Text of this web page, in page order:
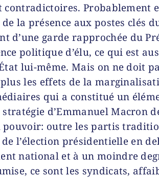
contradictoires. Probablement
la présence aux postes clés
d’une garde rapprochée du
politique d’élu, ce qui est
lui-même. Mais on ne doit
les effets de la
qui a constitué un
d’Emmanuel Macron
pouvoir: outre les partis
l’élection présidentielle en
national et à un moindre
ce sont les syndicats,